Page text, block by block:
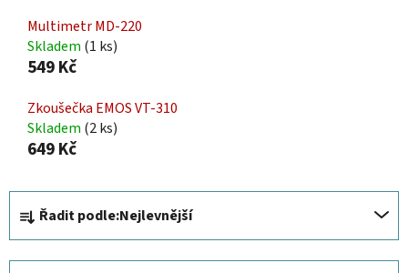
Multimetr MD-220
Skladem (1 ks)
549 Kč
Zkoušečka EMOS VT-310
Skladem (2 ks)
649 Kč
Ř
a
z
Řadit podle:Nejlevnější